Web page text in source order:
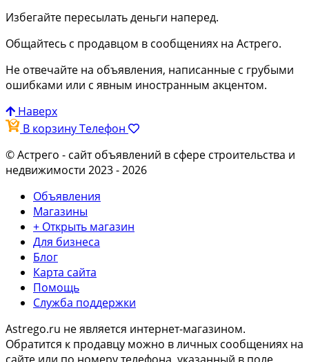
Избегайте пересылать деньги наперед.
Общайтесь с продавцом в сообщениях на Астрего.
Не отвечайте на объявления, написанные с грубыми
ошибками или с явным иностранным акцентом.
Наверх
В корзинуТелефон
© Астрего - сайт объявлений в сфере строительства и
недвижимости 2023 - 2026
Объявления
Магазины
+ Открыть магазин
Для бизнеса
Блог
Карта сайта
Помощь
Служба поддержки
Astrego.ru не является интернет-магазином.
Обратится к продавцу можно в личных сообщениях на